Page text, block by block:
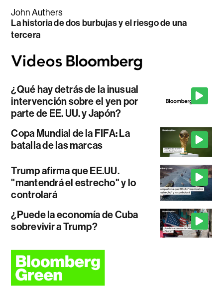
John Authers
La historia de dos burbujas y el riesgo de una
tercera
¿Qué hay detrás de la inusual
intervención sobre el yen por
parte de EE. UU. y Japón?
Copa Mundial de la FIFA: La
batalla de las marcas
Trump afirma que EE.UU.
"mantendrá el estrecho" y lo
controlará
¿Puede la economía de Cuba
sobrevivir a Trump?